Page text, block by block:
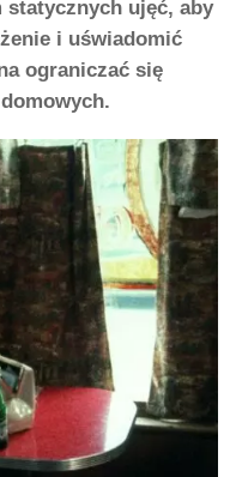
statycznych ujęć, aby
i uświadomić
ograniczać się